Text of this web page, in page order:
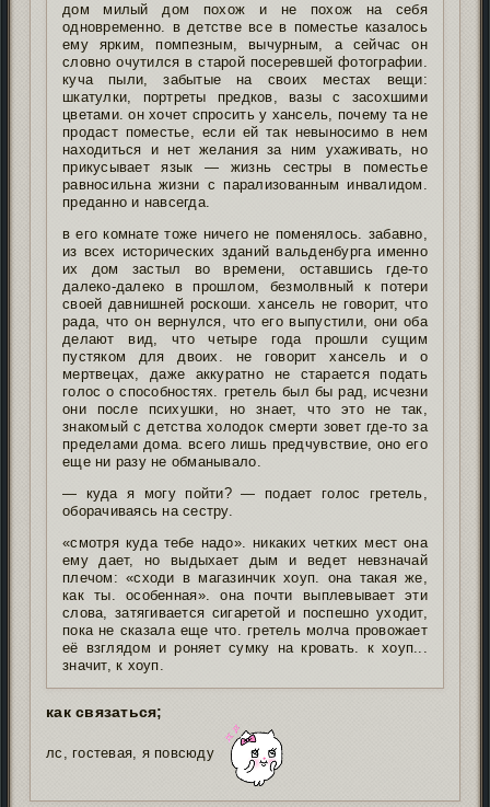
дом милый дом похож и не похож на себя
одновременно. в детстве все в поместье казалось
ему ярким, помпезным, вычурным, а сейчас он
словно очутился в старой посеревшей фотографии.
куча пыли, забытые на своих местах вещи:
шкатулки, портреты предков, вазы с засохшими
цветами. он хочет спросить у хансель, почему та не
продаст поместье, если ей так невыносимо в нем
находиться и нет желания за ним ухаживать, но
прикусывает язык — жизнь сестры в поместье
равносильна жизни с парализованным инвалидом.
преданно и навсегда.
в его комнате тоже ничего не поменялось. забавно,
из всех исторических зданий вальденбурга именно
их дом застыл во времени, оставшись где-то
далеко-далеко в прошлом, безмолвный к потери
своей давнишней роскоши. хансель не говорит, что
рада, что он вернулся, что его выпустили, они оба
делают вид, что четыре года прошли сущим
пустяком для двоих. не говорит хансель и о
мертвецах, даже аккуратно не старается подать
голос о способностях. гретель был бы рад, исчезни
они после психушки, но знает, что это не так,
знакомый с детства холодок смерти зовет где-то за
пределами дома. всего лишь предчувствие, оно его
еще ни разу не обманывало.
— куда я могу пойти? — подает голос гретель,
оборачиваясь на сестру.
«смотря куда тебе надо». никаких четких мест она
ему дает, но выдыхает дым и ведет невзначай
плечом: «сходи в магазинчик хоуп. она такая же,
как ты. особенная». она почти выплевывает эти
слова, затягивается сигаретой и поспешно уходит,
пока не сказала еще что. гретель молча провожает
её взглядом и роняет сумку на кровать. к хоуп...
значит, к хоуп.
как связаться;
лс, гостевая, я повсюду